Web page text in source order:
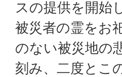
スの提供を開始
被災者の霊をお
のない被災地の
刻み、二度とこ